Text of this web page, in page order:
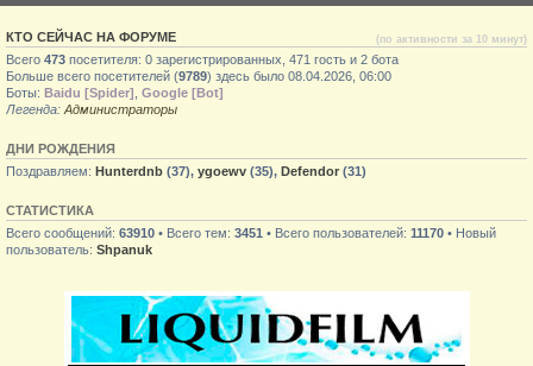
КТО СЕЙЧАС НА ФОРУМЕ (по активности за 10 минут)
Всего 473 посетителя: 0 зарегистрированных, 471 гость и 2 бота
Больше всего посетителей (9789) здесь было 08.04.2026, 06:00
Боты: Baidu [Spider] Google [Bot]
Легенда: Администраторы
ДНИ РОЖДЕНИЯ
Поздравляем: Hunterdnb (37), ygoewv (35), Defendor (31)
СТАТИСТИКА
Всего сообщений: 63910 • Всего тем: 3451 • Всего пользователей: 11170 • Новый
пользователь: Shpanuk